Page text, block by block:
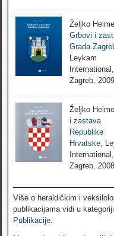
Željko
Grbovi i
Grada
Leykam
International,
Zagreb, 2009.
Željko
i zastava
Republike
Hrvatske,
International,
Zagreb,
Više o heraldičkim i
publikacijama vidi u kategoriji
Publikacije